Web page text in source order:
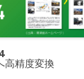
高精度変換